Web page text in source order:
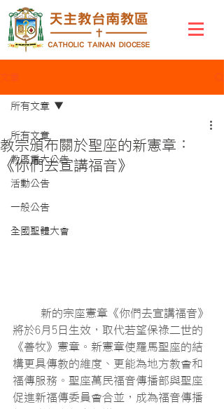
文章
所有文章
教區重大公告
活動公告
一般公告
全國聖體大會
所有文章
教宗頒布關於聖座的新憲章：
《你們去宣講福音》
將於6月5日生效，取代若望保祿二世的
《善牧》憲章。新憲章使羅馬聖座的結
構更具傳教的維度、更能為地方教會和
福傳服務。聖座萬民福音傳播部與聖座
促進新福傳委員會合並，成為福音傳播